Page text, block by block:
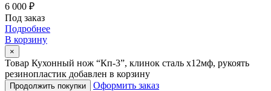
6 000 ₽
Под заказ
Подробнее
В корзину
×
Товар Кухонный нож “Кп-3”, клинок сталь х12мф, рукоять
резинопластик добавлен в корзину
Продолжить покупки Оформить заказ